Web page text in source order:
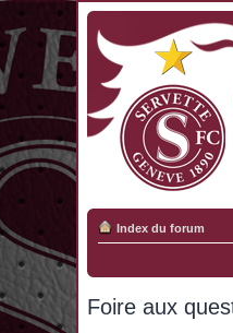
Index du forum
Foire aux